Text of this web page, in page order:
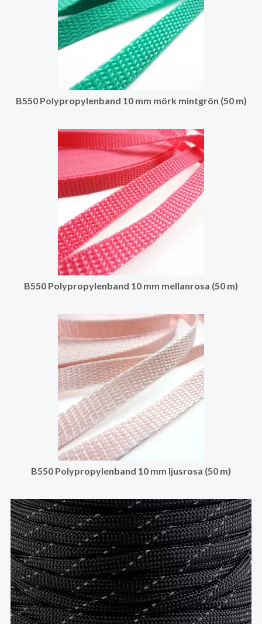
B550 Polypropylenband 10 mm mörk mintgrön (50 m)
B550 Polypropylenband 10 mm mellanrosa (50 m)
B550 Polypropylenband 10 mm ljusrosa (50 m)